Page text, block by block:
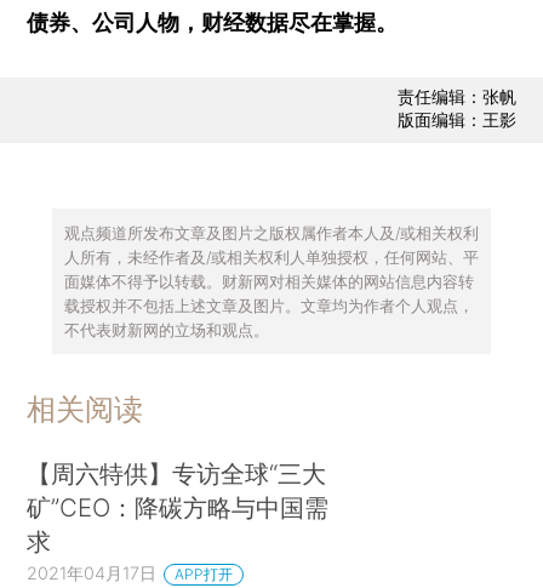
债券、公司人物，财经数据尽在掌握。
责任编辑：张帆
版面编辑：王影
观点频道所发布文章及图片之版权属作者本人及/或相关权利
人所有，未经作者及/或相关权利人单独授权，任何网站、平
面媒体不得予以转载。财新网对相关媒体的网站信息内容转
载授权并不包括上述文章及图片。文章均为作者个人观点，
不代表财新网的立场和观点。
相关阅读
【周六特供】专访全球“三大
矿”CEO：降碳方略与中国需
求
2021年04月17日 APP打开